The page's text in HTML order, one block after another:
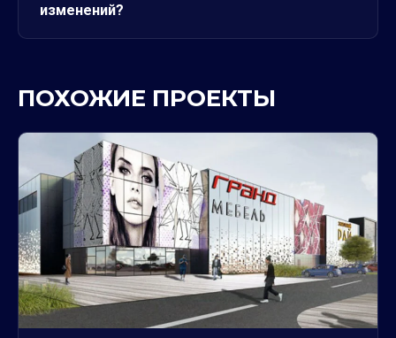
изменений?
ПОХОЖИЕ ПРОЕКТЫ